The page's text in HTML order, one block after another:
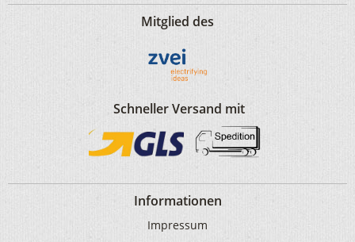
Mitglied des
Schneller Versand mit
Informationen
Impressum